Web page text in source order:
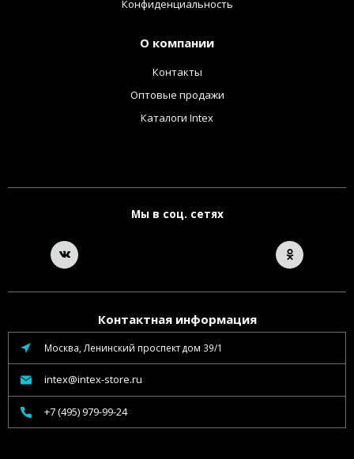
Конфиденциальность
О компании
Контакты
Оптовые продажи
Каталоги Intex
Мы в соц. сетях
Контактная информация
Москва, Ленинский проспект дом 39/1
intex@intex-store.ru
+7 (495) 979-99-24